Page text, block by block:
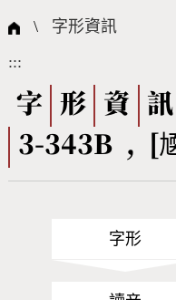
國際字碼相關組織
筆畫查詢
筆順序查詢
CNS查詢
全字庫授權
個人電腦造字處理
字形下載
問題集
熱門查詢統計
\ 字形資訊
:::
字 形 資
訊
3-343B , [
字形